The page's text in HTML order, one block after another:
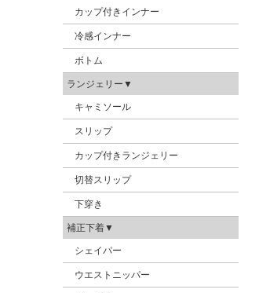
カップ付きインナー
冷感インナー
ボトム
ランジェリー▼
キャミソール
スリップ
カップ付きランジェリー
切替スリップ
下穿き
補正下着▼
シェイパー
ウエストニッパー